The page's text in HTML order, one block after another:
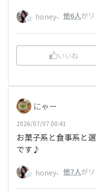
honey、 他6人が
いいね
にゃー
2026/07/07 00:41
お菓子系と食事系と
です♪
honey、 他7人が